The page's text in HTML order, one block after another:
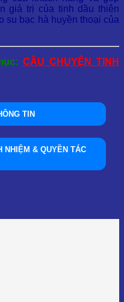
giá trị của tinh dầu thiên
su bạc hà huyền thoại của
CÂU CHUYỆN TINH
TIN
NHIỆM & QUYỀN TÁC